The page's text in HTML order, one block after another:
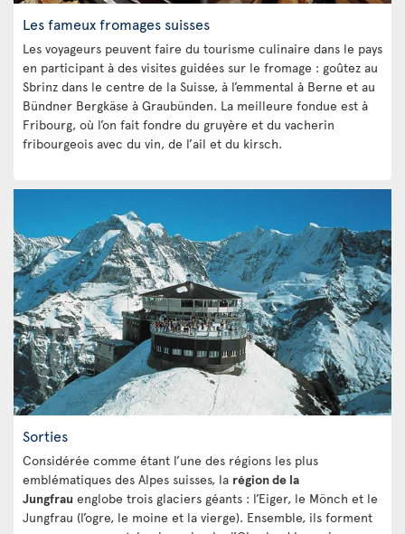
Les fameux fromages suisses
Les voyageurs peuvent faire du tourisme culinaire dans le pays
en participant à des visites guidées sur le fromage : goûtez au
Sbrinz dans le centre de la Suisse, à l’emmental à Berne et au
Bündner Bergkäse à Graubünden. La meilleure fondue est à
Fribourg, où l’on fait fondre du gruyère et du vacherin
fribourgeois avec du vin, de l’ail et du kirsch.
Sorties
Considérée comme étant l’une des régions les plus
emblématiques des Alpes suisses, la région de la
Jungfrau englobe trois glaciers géants : l’Eiger, le Mönch et le
Jungfrau (l’ogre, le moine et la vierge). Ensemble, ils forment